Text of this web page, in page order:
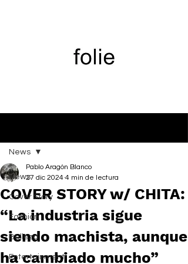
News
Cover Story
Fashion
Belleza
Entertainment
News
COVER STORY w/ CHITA:
“La industria sigue
siendo machista, aunque
ha cambiado mucho”
Pablo Aragón Blanco
27 dic 2024 4 min de lectura